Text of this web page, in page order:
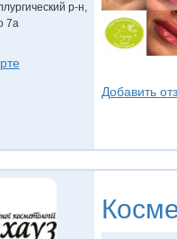
р-н,
7а
Добавить